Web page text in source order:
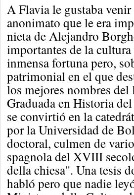
A Flavia le gustaba
anonimato que le era
nieta de Alejandro
importantes de la
inmensa fortuna pero,
patrimonial en el que
los mejores nombres
Graduada en Historia
se convirtió en la
por la Universidad de
doctoral, culmen de
spagnola del XVIII
della chiesa". Una tesis
habló pero que nadie